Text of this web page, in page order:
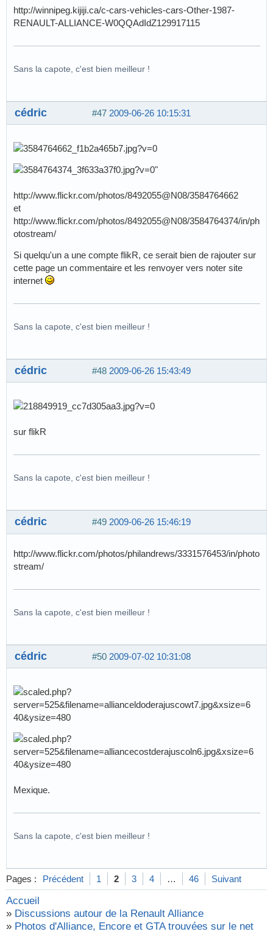
http://winnipeg.kijiji.ca/c-cars-vehicles-cars-Other-1987-
RENAULT-ALLIANCE-W0QQAdIdZ129917115
Sans la capote, c'est bien meilleur !
#47 2009-06-26 10:15:31
cédric
http://www.flickr.com/photos/8492055@N08/3584764662
et
http://www.flickr.com/photos/8492055@N08/3584764374/in/ph
otostream/
Si quelqu'un a une compte flikR, ce serait bien de rajouter sur
cette page un commentaire et les renvoyer vers noter site
internet
Sans la capote, c'est bien meilleur !
#48 2009-06-26 15:43:49
cédric
sur flikR
Sans la capote, c'est bien meilleur !
#49 2009-06-26 15:46:19
cédric
http://www.flickr.com/photos/philandrews/3331576453/in/photo
stream/
Sans la capote, c'est bien meilleur !
#50 2009-07-02 10:31:08
cédric
Mexique.
Sans la capote, c'est bien meilleur !
Pages : Précédent 1 2 3 4 … 46 Suivant
Accueil
» Discussions autour de la Renault Alliance
» Photos d'Alliance, Encore et GTA trouvées sur le net